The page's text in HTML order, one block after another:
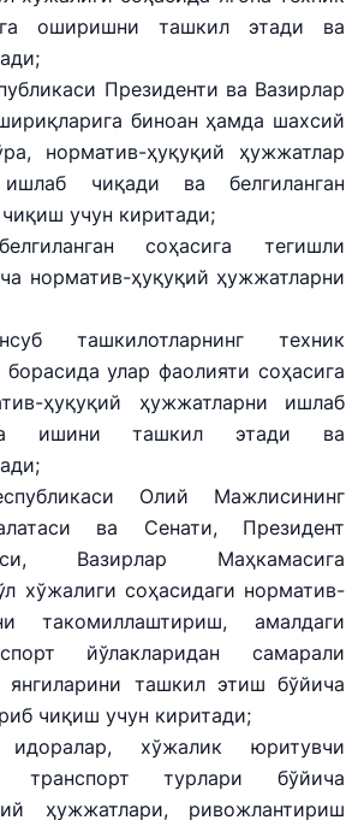
оширишни ташкил этади ва
Президенти ва Вазирлар
биноан ҳамда шахсий
норматив-ҳуқуқий ҳужжатлар
ишлаб чиқади ва белгиланган
учун киритади;
соҳасига тегишли
норматив-ҳуқуқий ҳужжатларни
ташкилотларнинг техник
улар фаолияти соҳасига
ҳуқуқий ҳужжатларни ишлаб
ишини ташкил этади ва
Олий Мажлисининг
ва Сенати, Президент
Вазирлар Маҳкамасига
хўжалиги соҳасидаги норматив-
такомиллаштириш, амалдаги
йўлакларидан самарали
ташкил этиш бўйича
чиқиш учун киритади;
хўжалик юритувчи
транспорт турлари бўйича
ҳужжатлари, ривожлантириш